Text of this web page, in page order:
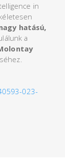
in
hatású,
a
023-